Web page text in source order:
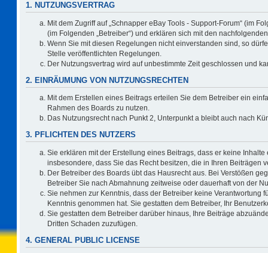
1. NUTZUNGSVERTRAG
Mit dem Zugriff auf „Schnapper eBay Tools - Support-Forum“ (im
(im Folgenden „Betreiber“) und erklären sich mit den
Wenn Sie mit diesen Regelungen nicht einverstanden sind, so
Stelle veröffentlichten Regelungen.
Der Nutzungsvertrag wird auf unbestimmte Zeit geschlossen und
2. EINRÄUMUNG VON NUTZUNGSRECHTEN
Mit dem Erstellen eines Beitrags erteilen Sie dem Betreiber ein
Rahmen des Boards zu nutzen.
Das Nutzungsrecht nach Punkt 2, Unterpunkt a bleibt auch nach
3. PFLICHTEN DES NUTZERS
Sie erklären mit der Erstellung eines Beitrags, dass er keine
insbesondere, dass Sie das Recht besitzen, die in Ihren Beiträgen
Der Betreiber des Boards übt das Hausrecht aus. Bei Verstößen
Betreiber Sie nach Abmahnung zeitweise oder dauerhaft von der
Sie nehmen zur Kenntnis, dass der Betreiber keine Verantwortung
Kenntnis genommen hat. Sie gestatten dem Betreiber, Ihr
Sie gestatten dem Betreiber darüber hinaus, Ihre Beiträge
Dritten Schaden zuzufügen.
4. GENERAL PUBLIC LICENSE